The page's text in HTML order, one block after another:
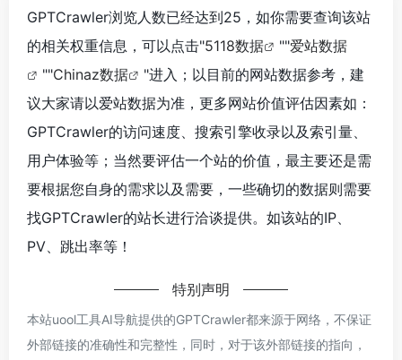
GPTCrawler浏览人数已经达到25，如你需要查询该站
的相关权重信息，可以点击"5118数据 ""爱站数据
""Chinaz数据
"进入；以目前的网站数据参考，建
议大家请以爱站数据为准，更多网站价值评估因素如：
GPTCrawler的访问速度、搜索引擎收录以及索引量、
用户体验等；当然要评估一个站的价值，最主要还是需
要根据您自身的需求以及需要，一些确切的数据则需要
找GPTCrawler的站长进行洽谈提供。如该站的IP、
PV、跳出率等！
特别声明
本站uool工具AI导航提供的GPTCrawler都来源于网络，不保证
外部链接的准确性和完整性，同时，对于该外部链接的指向，